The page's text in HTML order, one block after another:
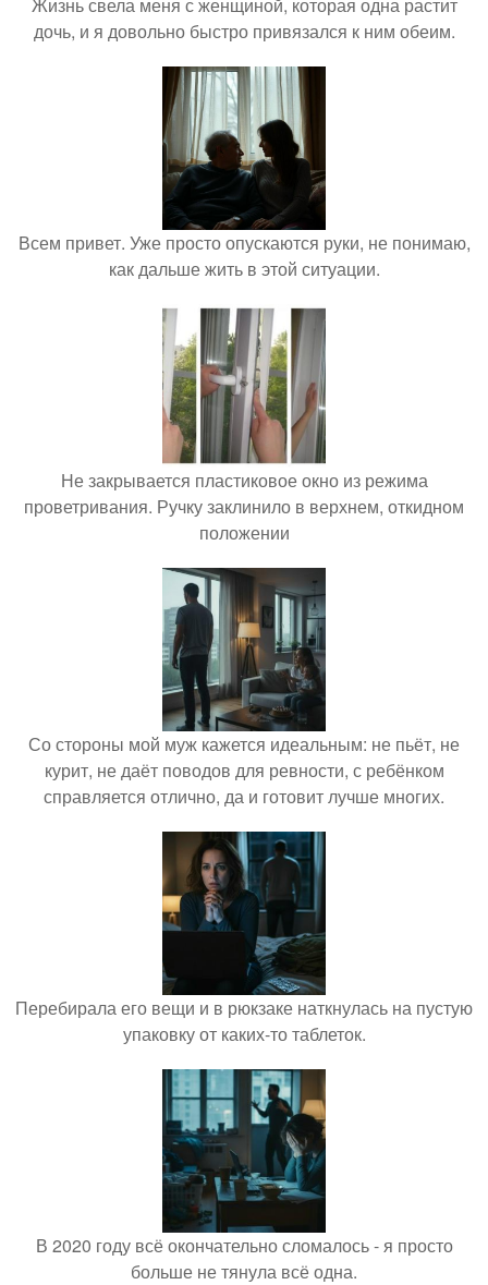
дочь, и я довольно быстро привязался к ним обеим.
Всем привет. Уже просто опускаются руки, не понимаю,
как дальше жить в этой ситуации.
Не закрывается пластиковое окно из режима
проветривания. Ручку заклинило в верхнем, откидном
положении
Со стороны мой муж кажется идеальным: не пьёт, не
курит, не даёт поводов для ревности, с ребёнком
справляется отлично, да и готовит лучше многих.
Перебирала его вещи и в рюкзаке наткнулась на пустую
упаковку от каких-то таблеток.
В 2020 году всё окончательно сломалось - я просто
больше не тянула всё одна.